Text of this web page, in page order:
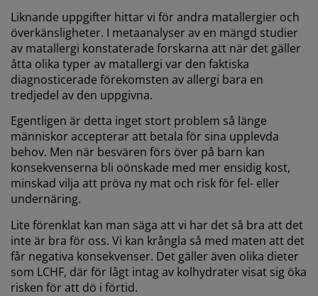
Liknande uppgifter hittar vi för andra matallergier och
överkänsligheter. I metaanalyser av en mängd studier
av matallergi konstaterade forskarna att när det gäller
åtta olika typer av matallergi var den faktiska
diagnosticerade förekomsten av allergi bara en
tredjedel av den uppgivna.
Egentligen är detta inget stort problem så länge
människor accepterar att betala för sina upplevda
behov. Men när besvären förs över på barn kan
konsekvenserna bli oönskade med mer ensidig kost,
minskad vilja att pröva ny mat och risk för fel- eller
undernäring.
Lite förenklat kan man säga att vi har det så bra att det
inte är bra för oss. Vi kan krångla så med maten att det
får negativa konsekvenser. Det gäller även olika dieter
som LCHF, där för lågt intag av kolhydrater visat sig öka
risken för att dö i förtid.